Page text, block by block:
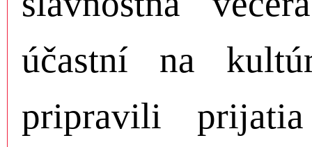
účastní na
pripravili